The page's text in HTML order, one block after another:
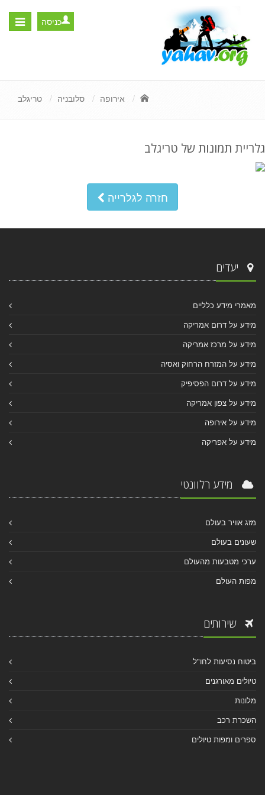
Toggle
כניסה
אירופה סלובניה טריגלב
גלריית תמונות של טריגלב
חזרה לגלרייה
יעדים
מאמרי מידע כלליים
מידע על דרום אמריקה
מידע על מרכז אמריקה
מידע על המזרח הרחוק ואסיה
מידע על דרום הפסיפיק
מידע על צפון אמריקה
מידע על אירופה
מידע על אפריקה
מידע רלוונטי
מזג אוויר בעולם
שעונים בעולם
ערכי מטבעות מהעולם
מפות העולם
שירותים
ביטוח נסיעות לחו"ל
טיולים מאורגנים
מלונות
השכרת רכב
ספרים ומפות טיולים